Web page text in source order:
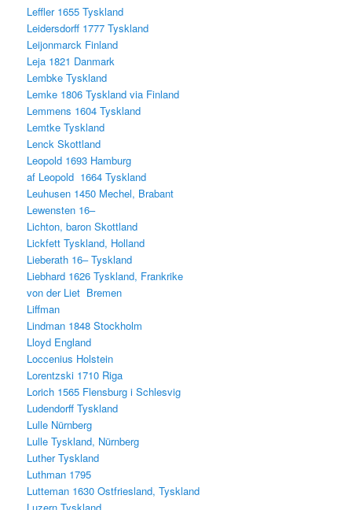
Leffler 1655 Tyskland
Leidersdorff 1777 Tyskland
Leijonmarck Finland
Leja 1821 Danmark
Lembke Tyskland
Lemke 1806 Tyskland via Finland
Lemmens 1604 Tyskland
Lemtke Tyskland
Lenck Skottland
Leopold 1693 Hamburg
af Leopold 1664 Tyskland
Leuhusen 1450 Mechel, Brabant
Lewensten 16–
Lichton, baron Skottland
Lickfett Tyskland, Holland
Lieberath 16– Tyskland
Liebhard 1626 Tyskland, Frankrike
von der Liet Bremen
Liffman
Lindman 1848 Stockholm
Lloyd England
Loccenius Holstein
Lorentzski 1710 Riga
Lorich 1565 Flensburg i Schlesvig
Ludendorff Tyskland
Lulle Nürnberg
Lulle Tyskland, Nürnberg
Luther Tyskland
Luthman 1795
Lutteman 1630 Ostfriesland, Tyskland